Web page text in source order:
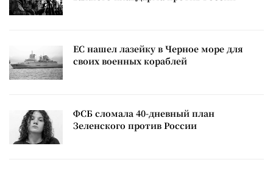
ЕС нашел лазейку в Черное море для
своих военных кораблей
ФСБ сломала 40-дневный план
Зеленского против России